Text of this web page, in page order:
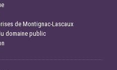
de Montignac-Lascaux
domaine public